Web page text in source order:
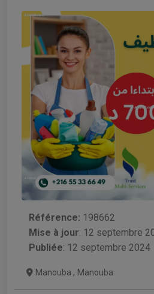
Référence: 198662
Mise à jour: 12 septembre
Publiée: 12 septembre 2024
Manouba , Manouba